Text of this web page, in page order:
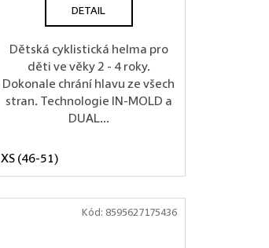
DETAIL
Dětská cyklistická helma pro
děti ve věky 2 - 4 roky.
Dokonale chrání hlavu ze všech
stran. Technologie IN-MOLD a
DUAL...
XS (46-51)
Kód: 8595627175436